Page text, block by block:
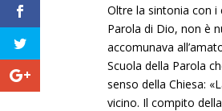
Oltre la sintonia con i
Parola di Dio, non è
accomunava
Scuola della Parola
senso della Chiesa:
vicino. Il compito